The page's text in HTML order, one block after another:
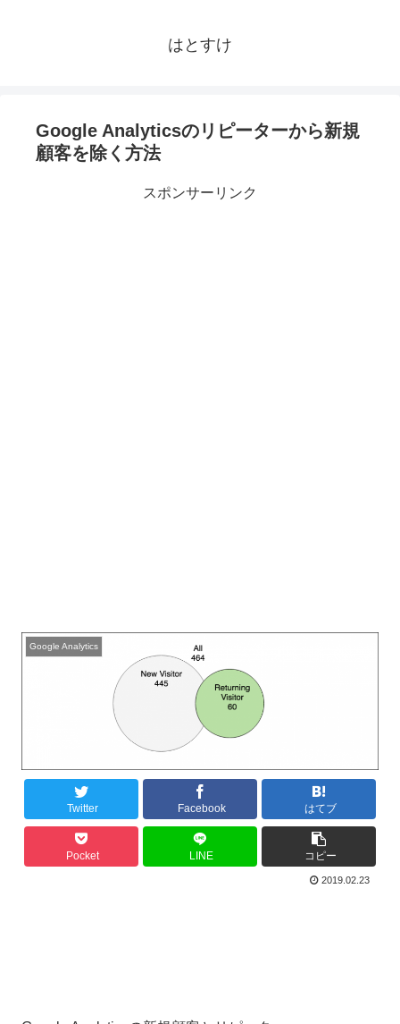
はとすけ
Google Analyticsのリピーターから新規
顧客を除く方法
スポンサーリンク
Google Analytics
Twitter Facebook はてブ
Pocket LINE コピー
2019.02.23